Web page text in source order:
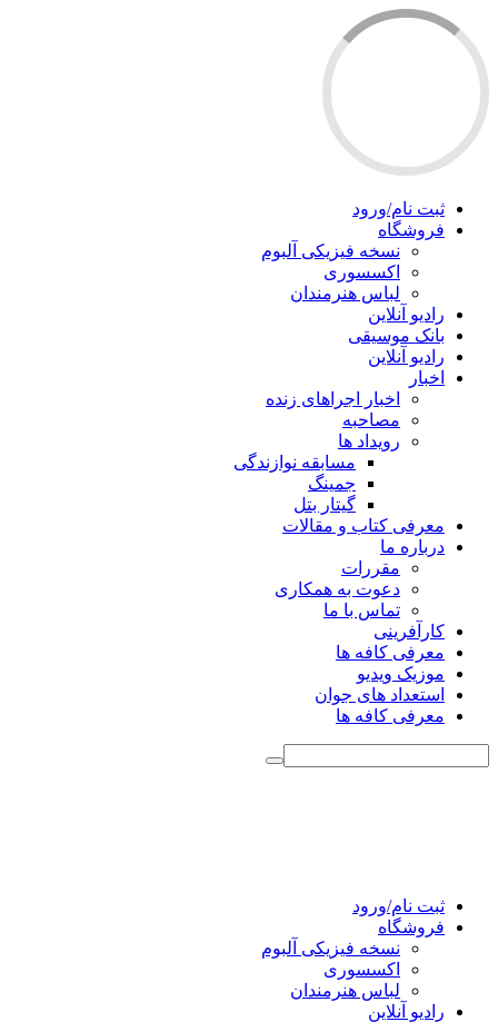
ثبت نام/ورود
فروشگاه
نسخه فیزیکی آلبوم
اکسسوری
لباس هنرمندان
رادیو آنلاین
بانک موسیقی
رادیو آنلاین
اخبار
اخبار اجراهای زنده
مصاحبه
رویداد ها
مسابقه نوازندگی
جمینگ
گیتار بتل
معرفی کتاب و مقالات
درباره ما
مقررات
دعوت به همکاری
تماس با ما
کارآفرینی
معرفی کافه ها
موزیک ویدیو
استعداد های جوان
معرفی کافه ها
ثبت نام/ورود
فروشگاه
نسخه فیزیکی آلبوم
اکسسوری
لباس هنرمندان
رادیو آنلاین